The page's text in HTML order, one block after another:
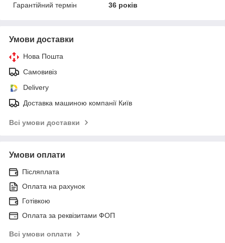
Гарантійний термін
36 років
Умови доставки
Нова Пошта
Самовивіз
Delivery
Доставка машиною компанії Київ
Всі умови доставки
Умови оплати
Післяплата
Оплата на рахунок
Готівкою
Оплата за реквізитами ФОП
Всі умови оплати